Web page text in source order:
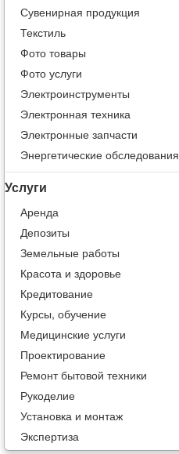
Сувенирная продукция
Текстиль
Фото товары
Фото услуги
Электроинструменты
Электронная техника
Электронные запчасти
Энергетические обследования
Услуги
Аренда
Депозиты
Земельные работы
Красота и здоровье
Кредитование
Курсы, обучение
Медицинские услуги
Проектирование
Ремонт бытовой техники
Рукоделие
Установка и монтаж
Экспертиза